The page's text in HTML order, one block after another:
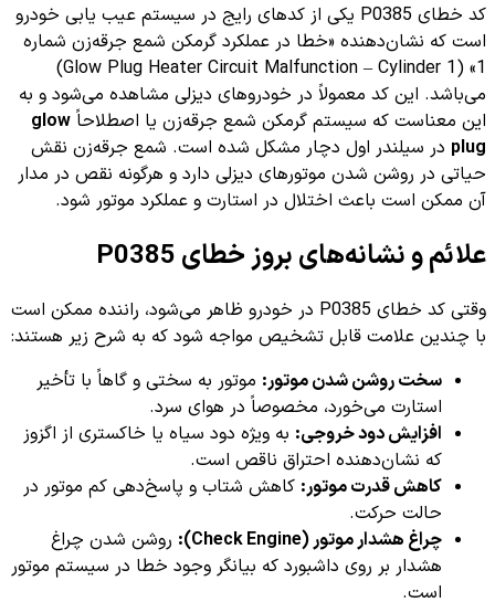
کد خطای P0385 یکی از کدهای رایج در سیستم عیب یابی خودرو
است که نشان‌دهنده «خطا در عملکرد گرمکن شمع جرقه‌زن شماره
1» (Glow Plug Heater Circuit Malfunction – Cylinder 1)
می‌باشد. این کد معمولاً در خودروهای دیزلی مشاهده می‌شود و به
این معناست که سیستم گرمکن شمع جرقه‌زن یا اصطلاحاً glow
plug در سیلندر اول دچار مشکل شده است. شمع جرقه‌زن نقش
حیاتی در روشن شدن موتورهای دیزلی دارد و هرگونه نقص در مدار
آن ممکن است باعث اختلال در استارت و عملکرد موتور شود.
علائم و نشانه‌های بروز خطای P0385
وقتی کد خطای P0385 در خودرو ظاهر می‌شود، راننده ممکن است
با چندین علامت قابل تشخیص مواجه شود که به شرح زیر هستند:
سخت روشن شدن موتور: موتور به سختی و گاهاً با تأخیر
استارت می‌خورد، مخصوصاً در هوای سرد.
افزایش دود خروجی: به ویژه دود سیاه یا خاکستری از اگزوز
که نشان‌دهنده احتراق ناقص است.
کاهش قدرت موتور: کاهش شتاب و پاسخ‌دهی کم موتور در
حالت حرکت.
چراغ هشدار موتور (Check Engine):
روشن شدن چراغ
هشدار بر روی داشبورد که بیانگر وجود خطا در سیستم موتور
است.